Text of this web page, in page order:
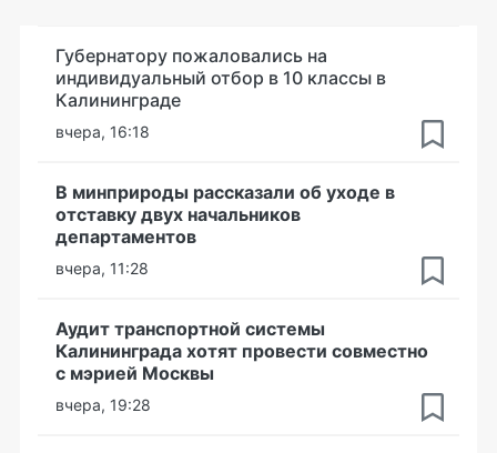
Губернатору пожаловались на
индивидуальный отбор в 10 классы в
Калининграде
вчера, 16:18
В минприроды рассказали об уходе в
отставку двух начальников
департаментов
вчера, 11:28
Аудит транспортной системы
Калининграда хотят провести совместно
с мэрией Москвы
вчера, 19:28